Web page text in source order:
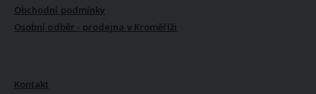
Obchodní podmínky
Osobní odběr - prodejna v Kroměříži
Kontakt